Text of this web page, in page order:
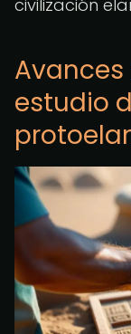
civilización
Avances
estudio